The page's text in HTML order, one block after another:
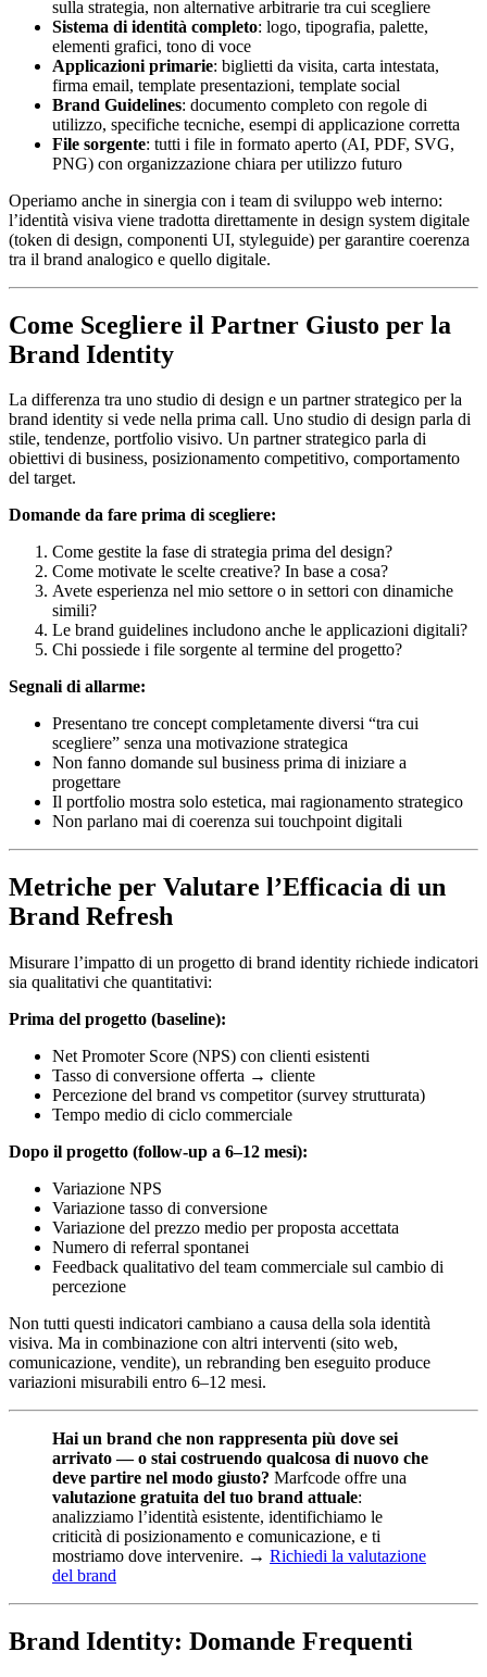
sulla strategia, non alternative arbitrarie tra cui scegliere
Sistema di identità completo: logo, tipografia, palette,
elementi grafici, tono di voce
Applicazioni primarie: biglietti da visita, carta intestata,
firma email, template presentazioni, template social
Brand Guidelines: documento completo con regole di
utilizzo, specifiche tecniche, esempi di applicazione corretta
File sorgente: tutti i file in formato aperto (AI, PDF, SVG,
PNG) con organizzazione chiara per utilizzo futuro
Operiamo anche in sinergia con i team di sviluppo web interno:
l’identità visiva viene tradotta direttamente in design system digitale
(token di design, componenti UI, styleguide) per garantire coerenza
tra il brand analogico e quello digitale.
Come Scegliere il Partner Giusto per la
Brand Identity
La differenza tra uno studio di design e un partner strategico per la
brand identity si vede nella prima call. Uno studio di design parla di
stile, tendenze, portfolio visivo. Un partner strategico parla di
obiettivi di business, posizionamento competitivo, comportamento
del target.
Domande da fare prima di scegliere:
Come gestite la fase di strategia prima del design?
Come motivate le scelte creative? In base a cosa?
Avete esperienza nel mio settore o in settori con dinamiche
simili?
Le brand guidelines includono anche le applicazioni digitali?
Chi possiede i file sorgente al termine del progetto?
Segnali di allarme:
Presentano tre concept completamente diversi “tra cui
scegliere” senza una motivazione strategica
Non fanno domande sul business prima di iniziare a
progettare
Il portfolio mostra solo estetica, mai ragionamento strategico
Non parlano mai di coerenza sui touchpoint digitali
Metriche per Valutare l’Efficacia di un
Brand Refresh
Misurare l’impatto di un progetto di brand identity richiede indicatori
sia qualitativi che quantitativi:
Prima del progetto (baseline):
Net Promoter Score (NPS) con clienti esistenti
Tasso di conversione offerta → cliente
Percezione del brand vs competitor (survey strutturata)
Tempo medio di ciclo commerciale
Dopo il progetto (follow-up a 6–12 mesi):
Variazione NPS
Variazione tasso di conversione
Variazione del prezzo medio per proposta accettata
Numero di referral spontanei
Feedback qualitativo del team commerciale sul cambio di
percezione
Non tutti questi indicatori cambiano a causa della sola identità
visiva. Ma in combinazione con altri interventi (sito web,
comunicazione, vendite), un rebranding ben eseguito produce
variazioni misurabili entro 6–12 mesi.
Hai un brand che non rappresenta più dove sei
arrivato — o stai costruendo qualcosa di nuovo che
deve partire nel modo giusto? Marfcode offre una
valutazione gratuita del tuo brand attuale:
analizziamo l’identità esistente, identifichiamo le
criticità di posizionamento e comunicazione, e ti
mostriamo dove intervenire. → Richiedi la valutazione
del brand
Brand Identity: Domande Frequenti